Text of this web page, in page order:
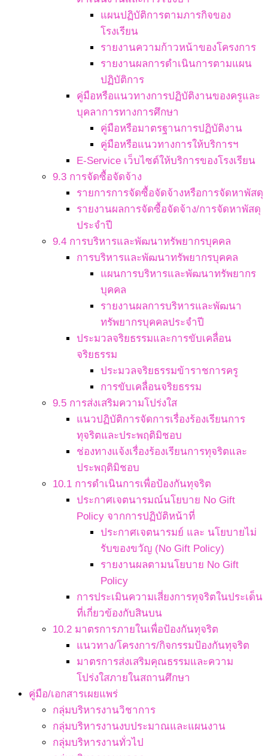
แผนปฏิบัติการตามภารกิจของ
โรงเรียน
รายงานความก้าวหน้าของโครงการ
รายงานผลการดำเนินการตามแผน
ปฏิบัติการ
คู่มือหรือแนวทางการปฏิบัติงานของครูและ
บุคลาการทางการศึกษา
คู่มือหรือมาตรฐานการปฏิบัติงาน
คู่มือหรือแนวทางการให้บริการฯ
E-Service เว็บไซต์ให้บริการของโรงเรียน
9.3 การจัดซื้อจัดจ้าง
รายการการจัดซื้อจัดจ้างหรือการจัดหาพัสดุ
รายงานผลการจัดซื้อจัดจ้าง/การจัดหาพัสดุ
ประจำปี
9.4 การบริหารและพัฒนาทรัพยากรบุคคล
การบริหารและพัฒนาทรัพยากรบุคคล
แผนการบริหารและพัฒนาทรัพยากร
บุคคล
รายงานผลการบริหารและพัฒนา
ทรัพยากรบุคคลประจำปี
ประมวลจริยธรรมและการขับเคลื่อน
จริยธรรม
ประมวลจริยธรรมข้าราชการครู
การขับเคลื่อนจริยธรรม
9.5 การส่งเสริมความโปร่งใส
แนวปฏิบัติการจัดการเรื่องร้องเรียนการ
ทุจริตและประพฤติมิชอบ
ช่องทางแจ้งเรื่องร้องเรียนการทุจริตและ
ประพฤติมิชอบ
10.1 การดำเนินการเพื่อป้องกันทุจริต
ประกาศเจตนารมณ์นโยบาย No Gift
Policy จากการปฏิบัติหน้าที่
ประกาศเจตนารมย์ และ นโยบายไม่
รับของขวัญ (No Gift Policy)
รายงานผลตามนโยบาย No Gift
Policy
การประเมินความเสี่ยงการทุจริตในประเด็น
ที่เกี่ยวข้องกับสินบน
10.2 มาตรการภายในเพื่อป้องกันทุจริต
แนวทาง/โครงการ/กิจกรรมป้องกันทุจริต
มาตรการส่งเสริมคุณธรรมและความ
โปร่งใสภายในสถานศึกษา
คู่มือ/เอกสารเผยแพร่
กลุ่มบริหารงานวิชาการ
กลุ่มบริหารงานงบประมาณและแผนงาน
กลุ่มบริหารงานทั่วไป